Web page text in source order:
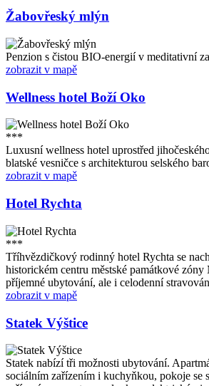
Žabovřeský mlýn
Penzion s čistou BIO-energií v meditativní
zobrazit v mapě
Wellness hotel Boží Oko
***
Luxusní wellness hotel uprostřed
blatské vesničce s architekturou selského
zobrazit v mapě
Hotel Rychta
***
Tříhvězdičkový rodinný hotel Rychta se
historickém centru městské památkové
příjemné ubytování, ale i celodenní
zobrazit v mapě
Statek Výštice
Statek nabízí tři možnosti ubytování.
sociálním zařízením i kuchyňkou, pokoje se